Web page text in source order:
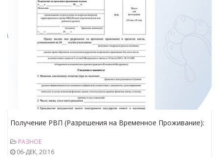
Получение РВП (Разрешения на Временное Проживание):
РАЗНОЕ
06-ДЕК, 20:16